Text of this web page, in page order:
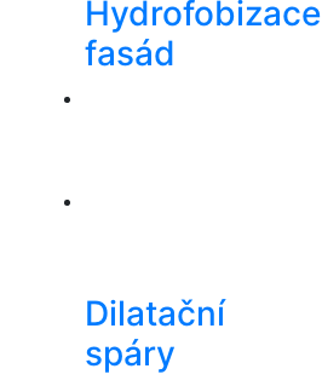
Hydrofobizace
fasád
Dilatační
spáry